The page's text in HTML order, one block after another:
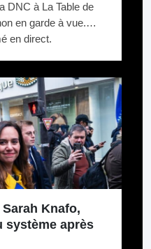
DNC à La Table de
en garde à vue.
en direct.
Knafo,
système après